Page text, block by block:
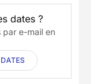
dates ?
par e-mail en